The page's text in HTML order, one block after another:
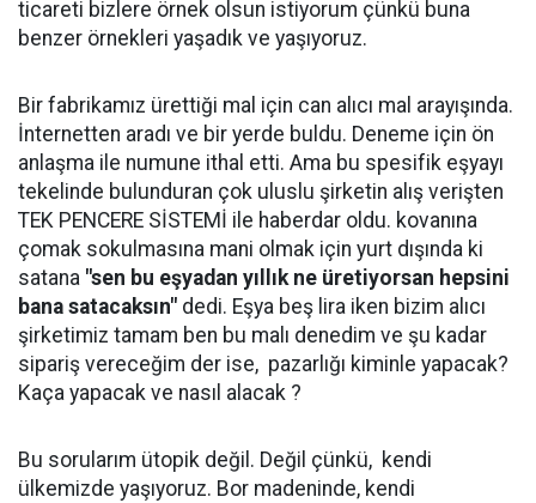
ticareti bizlere örnek olsun istiyorum çünkü buna
benzer örnekleri yaşadık ve yaşıyoruz.
Bir fabrikamız ürettiği mal için can alıcı mal arayışında.
İnternetten aradı ve bir yerde buldu. Deneme için ön
anlaşma ile numune ithal etti. Ama bu spesifik eşyayı
tekelinde bulunduran çok uluslu şirketin alış verişten
TEK PENCERE SİSTEMİ ile haberdar oldu. kovanına
çomak sokulmasına mani olmak için yurt dışında ki
satana "sen bu eşyadan yıllık ne üretiyorsan hepsini
bana satacaksın" dedi. Eşya beş lira iken bizim alıcı
şirketimiz tamam ben bu malı denedim ve şu kadar
sipariş vereceğim der ise, pazarlığı kiminle yapacak?
Kaça yapacak ve nasıl alacak ?
Bu sorularım ütopik değil. Değil çünkü, kendi
ülkemizde yaşıyoruz. Bor madeninde, kendi